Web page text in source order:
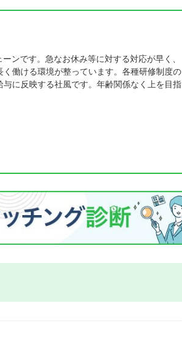
ンです。急なお休み等に対する対応が早く、
働ける環境が整っています。各種研修制度の
に反映する社風です。年齢関係なく上を目指